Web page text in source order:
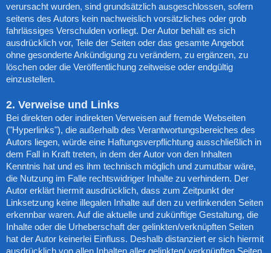
verursacht wurden, sind grundsätzlich ausgeschlossen, sofern
seitens des Autors kein nachweislich vorsätzliches oder grob
fahrlässiges Verschulden vorliegt. Der Autor behält es sich
ausdrücklich vor, Teile der Seiten oder das gesamte Angebot
ohne gesonderte Ankündigung zu verändern, zu ergänzen, zu
löschen oder die Veröffentlichung zeitweise oder endgültig
einzustellen.
2. Verweise und Links
Bei direkten oder indirekten Verweisen auf fremde Webseiten
("Hyperlinks"), die außerhalb des Verantwortungsbereiches des
Autors liegen, würde eine Haftungsverpflichtung ausschließlich in
dem Fall in Kraft treten, in dem der Autor von den Inhalten
Kenntnis hat und es ihm technisch möglich und zumutbar wäre,
die Nutzung im Falle rechtswidriger Inhalte zu verhindern. Der
Autor erklärt hiermit ausdrücklich, dass zum Zeitpunkt der
Linksetzung keine illegalen Inhalte auf den zu verlinkenden Seiten
erkennbar waren. Auf die aktuelle und zukünftige Gestaltung, die
Inhalte oder die Urheberschaft der gelinkten/verknüpften Seiten
hat der Autor keinerlei Einfluss. Deshalb distanziert er sich hiermit
ausdrücklich von allen Inhalten aller gelinkten/ verknüpften Seiten,